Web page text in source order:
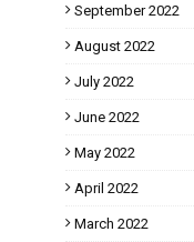
September 2022
August 2022
July 2022
June 2022
May 2022
April 2022
March 2022